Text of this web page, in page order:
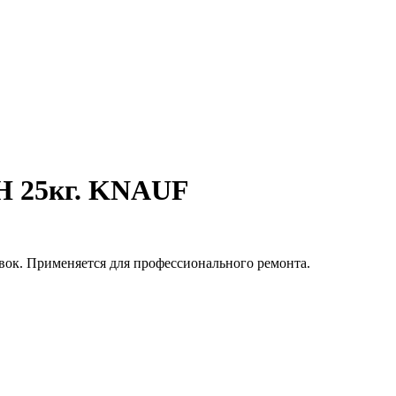
25кг. KNAUF
Применяется для профессионального ремонта.